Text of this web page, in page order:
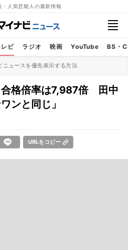
・人気芸能人の最新情報
ビ ラジオ 映画 YouTube BS・
ュースを優先表示する方法
格倍率は7,987倍 田中
ンと同じ」
URLをコピー